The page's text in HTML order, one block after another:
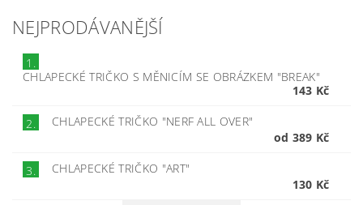
NEJPRODÁVANĚJŠÍ
1.
CHLAPECKÉ TRIČKO S MĚNICÍM SE OBRÁZKEM "BREAK"
143 Kč
2.
CHLAPECKÉ TRIČKO "NERF ALL OVER"
od 389 Kč
3.
CHLAPECKÉ TRIČKO "ART"
130 Kč